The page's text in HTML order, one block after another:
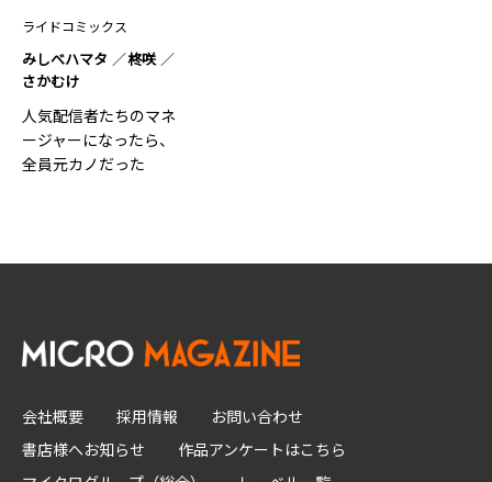
ライドコミックス
みしべハマタ
柊咲
さかむけ
人気配信者たちのマネ
ージャーになったら、
全員元カノだった
会社概要 採用情報
お問い合わせ
書店様へお知らせ
作品アンケートはこちら